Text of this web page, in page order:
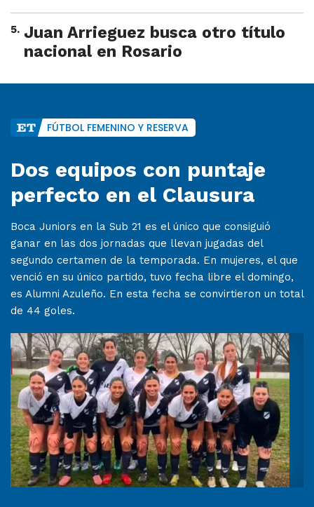
5. Juan Arrieguez busca otro título
nacional en Rosario
FÚTBOL FEMENINO Y RESERVA
Dos equipos con puntaje
perfecto en el Clausura
Boca Juniors en la Sub 21 es el único que consiguió
ganar en las dos jornadas que llevan jugadas del
segundo certamen de la temporada. En mujeres, el que
venció en su único partido, tuvo fecha libre el domingo,
es Alumni Azuleño. En esta fecha se convirtieron un total
de 44 goles.